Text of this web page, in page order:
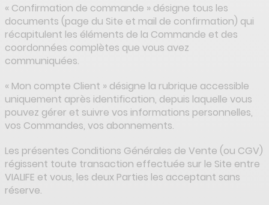
« Confirmation de commande » désigne tous les
documents (page du Site et mail de confirmation) qui
récapitulent les éléments de la Commande et des
coordonnées complètes que vous avez
communiquées.
« Mon compte Client » désigne la rubrique accessible
uniquement après identification, depuis laquelle vous
pouvez gérer et suivre vos informations personnelles,
vos Commandes, vos abonnements.
Les présentes Conditions Générales de Vente (ou CGV)
régissent toute transaction effectuée sur le Site entre
VIALIFE et vous, les deux Parties les acceptant sans
réserve.